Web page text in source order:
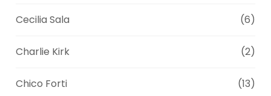
Cecilia Sala (6)
Charlie Kirk (2)
Chico Forti (13)